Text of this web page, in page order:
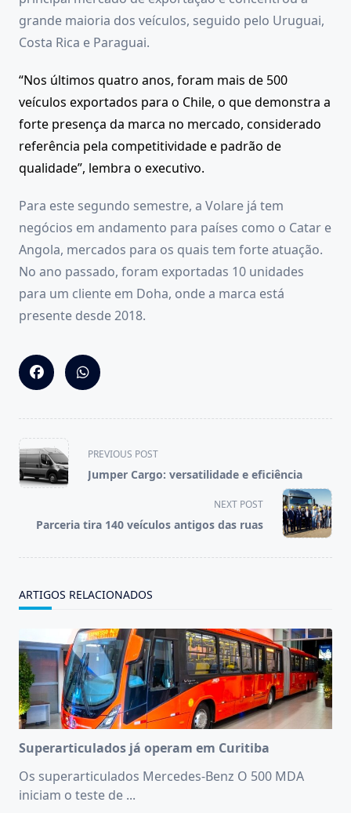
grande maioria dos veículos, seguido pelo Uruguai,
Costa Rica e Paraguai.
“Nos últimos quatro anos, foram mais de 500
veículos exportados para o Chile, o que demonstra a
forte presença da marca no mercado, considerado
referência pela competitividade e padrão de
qualidade”, lembra o executivo.
Para este segundo semestre, a Volare já tem
negócios em andamento para países como o Catar e
Angola, mercados para os quais tem forte atuação.
No ano passado, foram exportadas 10 unidades
para um cliente em Doha, onde a marca está
presente desde 2018.
<span
class="nav-
subtitle
reader-
PREVIOUS POST
Jumper Cargo: versatilidade e eficiência
NEXT POST
Parceria tira 140 veículos antigos das ruas
ARTIGOS RELACIONADOS
Superarticulados já operam em Curitiba
Os superarticulados Mercedes-Benz O 500 MDA
iniciam o teste de ...